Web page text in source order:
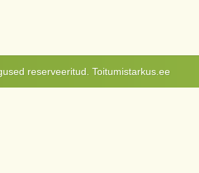
reserveeritud. Toitumistarkus.ee